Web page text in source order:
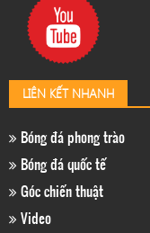
LIÊN KẾT NHANH
Bóng đá phong trào
Bóng đá quốc tế
Góc chiến thuật
Video